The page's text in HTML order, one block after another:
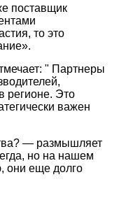
поставщик
то это
" Партнеры
регионе. Это
важен
— размышляет
но на нашем
они еще долго